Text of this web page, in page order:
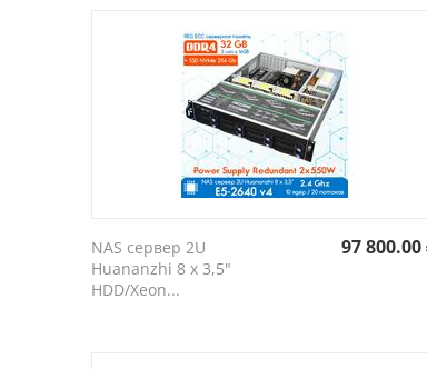
NAS сервер 2U
Huananzhi 8 х 3,5"
HDD/Xeon...
97 800.00